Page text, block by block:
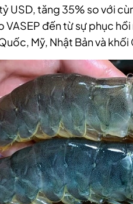
USD, tăng 35% so với
VASEP đến từ sự phục
Mỹ, Nhật Bản và khối